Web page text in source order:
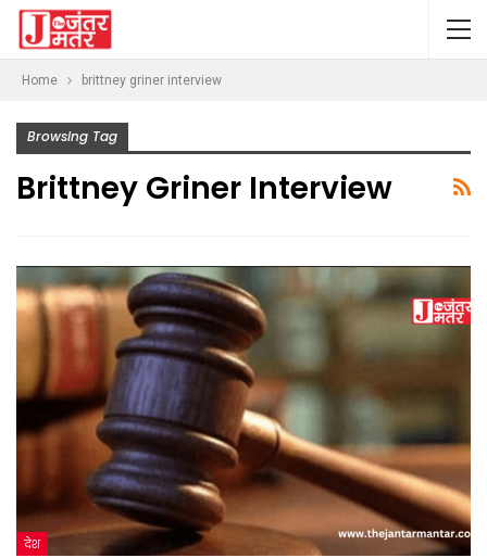
Home brittney griner interview
Browsing Tag
Brittney Griner Interview
देश